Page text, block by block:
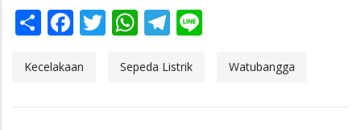
ShareFacebook
Twitter
WhatsApp
Telegram
Kecelakaan Sepeda Listrik Watubangga